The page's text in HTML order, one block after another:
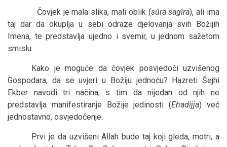
Čovjek je mala slika, mali oblik (sûra sagîra), ali ima
taj dar da okuplja u sebi odraze djelovanja svih Božijih
Imena, te predstavlja ujedno i svemir, u jednom sažetom
smislu.
Kako je moguće da čovjek posvjedoči uzvišenog
Gospodara, da se uvjeri u Božiju jednoću? Hazreti Šejhi
Ekber navodi tri načina, s tim da nijedan od njih ne
predstavlja manifestiranje Božije jedinosti (Ehadijja) već
jednostavno, osvjedočenje.
Prvi je da uzvišeni Allah bude taj koji gleda, motri, a